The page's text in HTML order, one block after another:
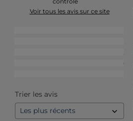
Voir tous les avis sur ce site
2
0
Trier les avis